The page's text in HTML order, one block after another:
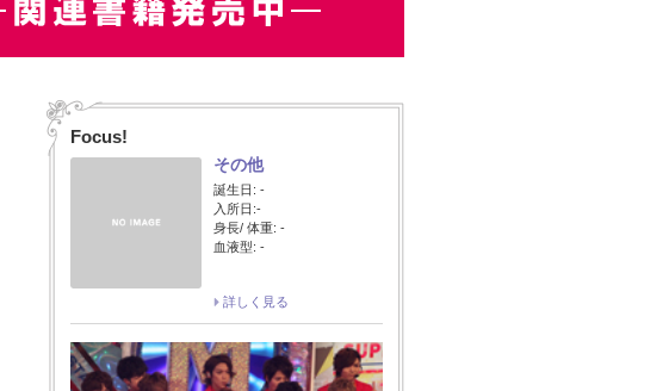
Focus!
その他
誕生日: -
入所日:-
身長/ 体重: -
血液型: -
詳しく見る